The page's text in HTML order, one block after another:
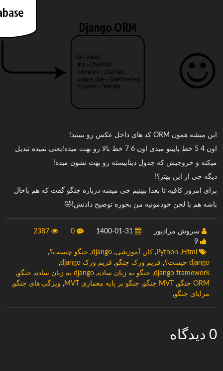
این میشه همون ORM کد های داخل عکس رو ببینید!
اون 4 5 خط پایینو میدی اون 6 7 خط بالا رو بهت میده!یعنی نمیده تبدیل
میکنه و خروجیش که جدول دیتابیسته رو بهت نشون میده!
دیگه چی از این بهتر؟!
برای امروز کافیه تا بعدا ببینیم چی میشه درباره جنگو گفت که هم باحال
باشه هم با لحن خودمونیه من بخوره توضیح دادنش!🤣
سروش مرادپور 0
2387
Html
,
Python
, کار , آموزشی,
django
, جنگو چیست؟,
django چیست؟
, فریم ورک جنگو, فریم ورک django
,
django framework
, جنگو به زبان ساده, django به زبان ساده , جنگو,
ORM جنگو
, MVT جنگو , جنگو بر پایه معماری MVT , ویژگی های جنگو,
مزایای جنگو,
0 دیدگاه